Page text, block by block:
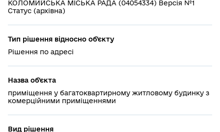
КОЛОМИЙСЬКА МІСЬКА РАДА (04054334) Версія №1
Статус (архівна)
Тип рішення відносно об'єкту
Рішення по адресі
Назва об'єкта
приміщення у багатоквартирному житловому будинку з
комерційними приміщеннями
Вид рішення